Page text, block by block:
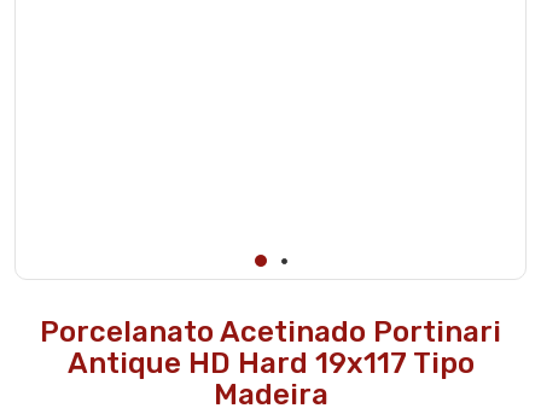
Porcelanato Acetinado Portinari
Antique HD Hard 19x117 Tipo
Madeira